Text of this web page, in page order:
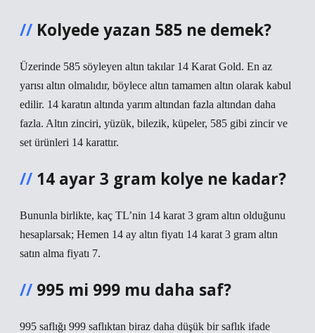
Kolyede yazan 585 ne demek?
Üzerinde 585 söyleyen altın takılar 14 Karat Gold. En az
yarısı altın olmalıdır, böylece altın tamamen altın olarak kabul
edilir. 14 karatın altında yarım altından fazla altından daha
fazla. Altın zinciri, yüzük, bilezik, küpeler, 585 gibi zincir ve
set ürünleri 14 karattır.
14 ayar 3 gram kolye ne kadar?
Bununla birlikte, kaç TL’nin 14 karat 3 gram altın olduğunu
hesaplarsak; Hemen 14 ay altın fiyatı 14 karat 3 gram altın
satın alma fiyatı 7.
995 mi 999 mu daha saf?
995 saflığı 999 saflıktan biraz daha düşük bir saflık ifade